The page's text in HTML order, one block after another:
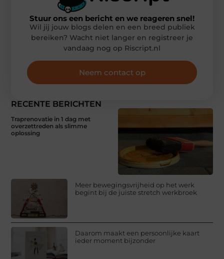
RECENTE BERICHTEN
Traprenovatie in 1 dag met
overzettreden als slimme
oplossing
Meer bewegingsvrijheid op het werk
begint bij de juiste stretch werkbroek
Daarom maakt een persoonlijke kaart
ieder moment bijzonder
Stuur ons een bericht en we reageren snel!
Wil jij jouw blogs delen en een breed publiek
bereiken? Wacht niet langer en registreer je
vandaag nog op Riscript.nl
Neem contact op